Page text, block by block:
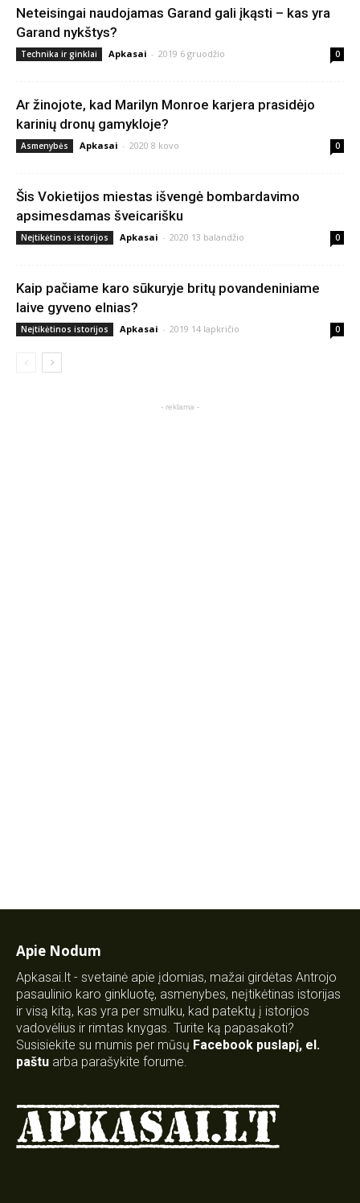
Neteisingai naudojamas Garand gali įkąsti – kas yra
Garand nykštys?
Technika ir ginklai Apkasai - 2019 6 gruodžio 0
Ar žinojote, kad Marilyn Monroe karjera prasidėjo
karinių dronų gamykloje?
Asmenybės Apkasai - 2020 8 kovo 0
Šis Vokietijos miestas išvengė bombardavimo
apsimesdamas šveicarišku
Neįtikėtinos istorijos Apkasai - 2020 13 balandžio 0
Kaip pačiame karo sūkuryje britų povandeniniame
laive gyveno elnias?
Neįtikėtinos istorijos Apkasai - 2019 14 lapkričio 0
- reklama -
Apie Nodum
Apkasai.lt - svetainė apie įdomias, mažai girdėtas Antrojo
pasaulinio karo ginkluotę, asmenybes, neįtikėtinas istorijas
ir visą kitą, kas yra per smulku, kad patektų į istorijos
vadovėlius ir rimtas knygas. Turite ką papasakoti?
Susisiekite su mumis per mūsų Facebook puslapį, el.
paštu arba parašykite forume.